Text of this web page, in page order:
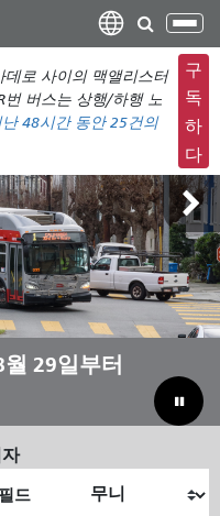
탐
색
메
뉴
전
환
로 사이의 맥앨리스터
번 버스는 상행/하행 노
난 48시간 동안25건의
구
독
하
다
29일부터
족분을 메